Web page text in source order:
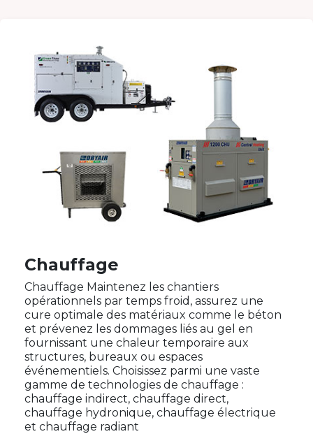
Chauffage
Chauffage Maintenez les chantiers
opérationnels par temps froid, assurez une
cure optimale des matériaux comme le béton
et prévenez les dommages liés au gel en
fournissant une chaleur temporaire aux
structures, bureaux ou espaces
événementiels. Choisissez parmi une vaste
gamme de technologies de chauffage :
chauffage indirect, chauffage direct,
chauffage hydronique, chauffage électrique
et chauffage radiant